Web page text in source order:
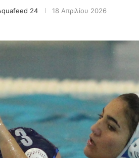
24 18 Απριλίου 2026